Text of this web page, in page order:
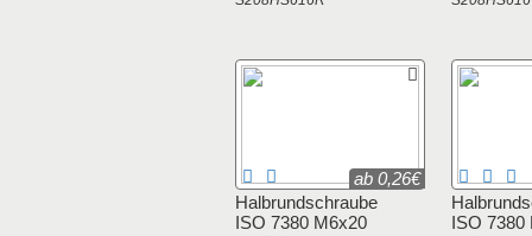
Halbrundschraube
ISO 7380 M6x20
ab 0,26€
ISO 7380